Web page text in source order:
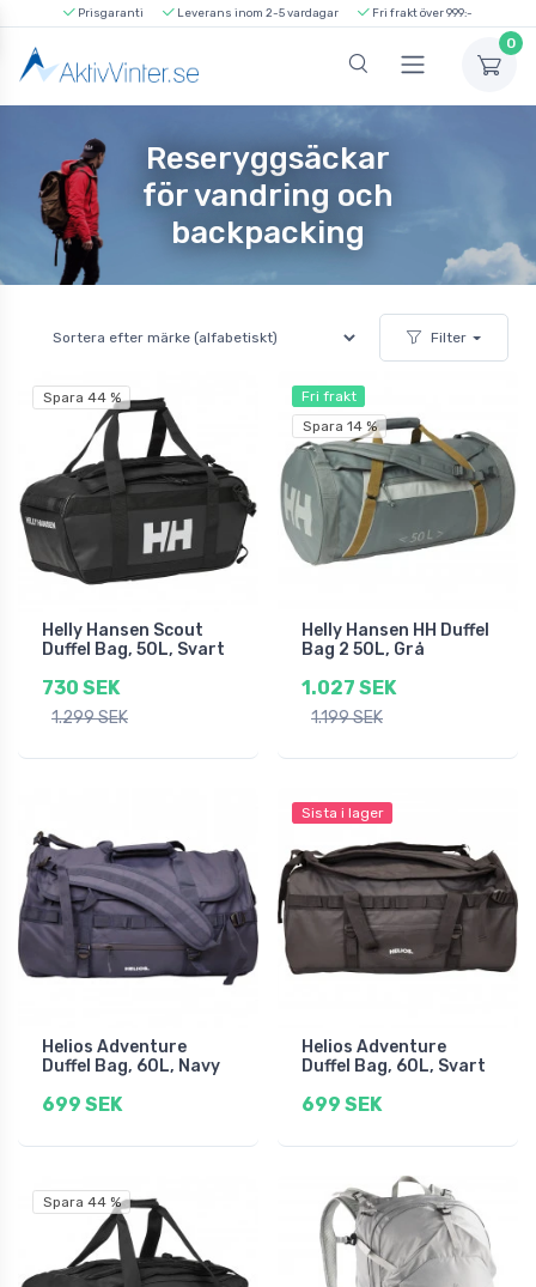
Prisgaranti Leverans inom 2-5 vardagar Fri frakt över 999:-
0
Reseryggsäckar
för vandring och
backpacking
Filter
Spara 44 %
Helly Hansen Scout
Duffel Bag, 50L, Svart
730 SEK
1.299 SEK
Fri frakt
Spara 14 %
Helly Hansen HH Duffel
Bag 2 50L, Grå
1.027 SEK
1.199 SEK
Helios Adventure
Duffel Bag, 60L, Navy
699 SEK
Sista i lager
Helios Adventure
Duffel Bag, 60L, Svart
699 SEK
Spara 44 %